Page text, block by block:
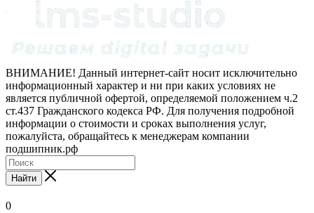
ВНИМАНИЕ! Данный интернет-сайт носит исключительно
информационный характер и ни при каких условиях не
является публичной офертой, определяемой положением ч.2
ст.437 Гражданского кодекса РФ. Для получения подробной
информации о стоимости и сроках выполнения услуг,
пожалуйста, обращайтесь к менеджерам компании
подшипник.рф
Найти
0